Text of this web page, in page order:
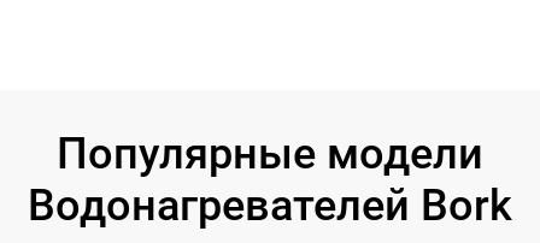
Популярные модели
Водонагревателей Bork